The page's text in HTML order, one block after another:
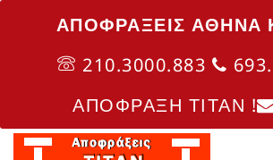
ΑΠΟΦΡΑΞΕΙΣ ΑΘΗΝΑ
210.3000.883
ΑΠΟΦΡΑΞΗ ΤΙΤΑΝ !